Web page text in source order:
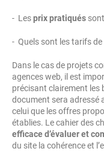
- Lesprix pratiqués
- Quels sont les tarifs de
Dans le cas de projets
agences web, il est
précisant clairement les
document sera adressé
celui que les offres
établies. Le cahier des
efficace d’évaluer et
du site la cohérence et